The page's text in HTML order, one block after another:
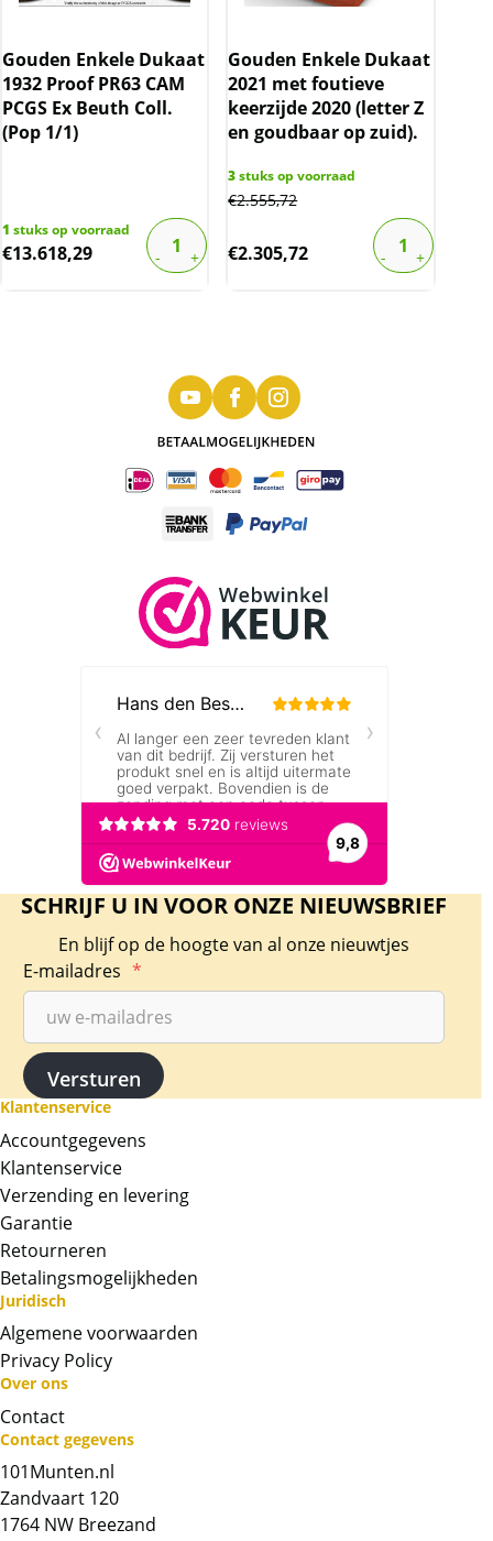
Gouden Enkele Dukaat
1932 Proof PR63 CAM
PCGS Ex Beuth Coll.
(Pop 1/1)
1 stuks op voorraad
€13.618,29
Gouden Enkele Dukaat
2021 met foutieve
keerzijde 2020 (letter Z
en goudbaar op zuid).
3stuks op voorraad
€2.555,72
€2.305,72
Chat met ons
Bel ons
SCHRIJF U IN VOOR ONZE NIEUWSBRIEF
En blijf op de hoogte van al onze nieuwtjes
E-mailadres *
Klantenservice
Accountgegevens
Klantenservice
Verzending en levering
Garantie
Retourneren
Betalingsmogelijkheden
Juridisch
Algemene voorwaarden
Privacy Policy
Over ons
Contact
Contact gegevens
101Munten.nl
Zandvaart 120
1764 NW Breezand